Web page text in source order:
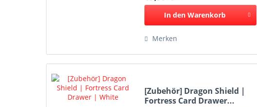
gesleevte Karten und eignet...
In den Warenkorb
Merken
[Zubehör] Dragon Shield |
Fortress Card Drawer...